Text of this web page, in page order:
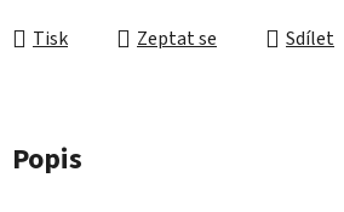
Tisk Zeptat se Sdílet
Popis